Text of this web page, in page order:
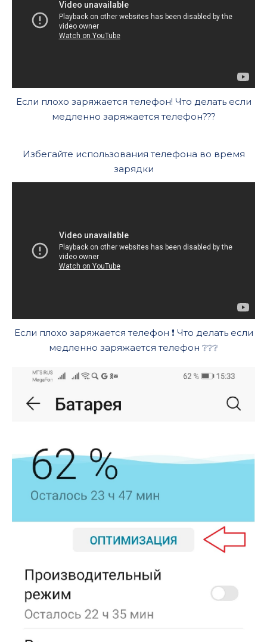
Если плохо заряжается телефон! Что делать если
медленно заряжается телефон???
Избегайте использования телефона во время
зарядки
Если плохо заряжается телефон ❗ Что делать если
медленно заряжается телефон ❔❔❔